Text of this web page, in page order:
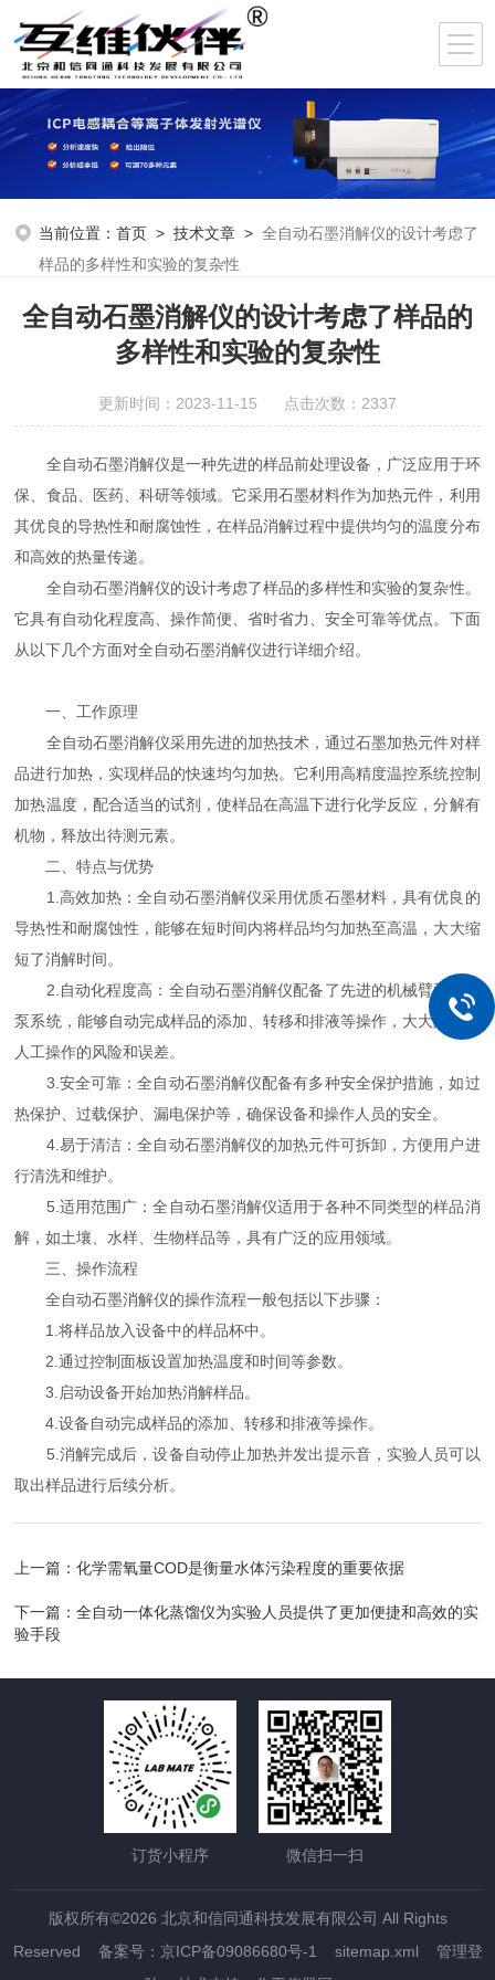
当前位置：首页 >技术文章 >全自动石墨消解仪的设计考虑了
样品的多样性和实验的复杂性
全自动石墨消解仪的设计考虑了样品的
多样性和实验的复杂性
更新时间：2023-11-15 点击次数：2337
全自动石墨消解仪是一种先进的样品前处理设备，广泛应用于环
保、食品、医药、科研等领域。它采用石墨材料作为加热元件，利用
其优良的导热性和耐腐蚀性，在样品消解过程中提供均匀的温度分布
和高效的热量传递。
全自动石墨消解仪的设计考虑了样品的多样性和实验的复杂性。
它具有自动化程度高、操作简便、省时省力、安全可靠等优点。下面
从以下几个方面对全自动石墨消解仪进行详细介绍。
一、工作原理
全自动石墨消解仪采用先进的加热技术，通过石墨加热元件对样
品进行加热，实现样品的快速均匀加热。它利用高精度温控系统控制
加热温度，配合适当的试剂，使样品在高温下进行化学反应，分解有
机物，释放出待测元素。
二、特点与优势
1.高效加热：全自动石墨消解仪采用优质石墨材料，具有优良的
导热性和耐腐蚀性，能够在短时间内将样品均匀加热至高温，大大缩
短了消解时间。
2.自动化程度高：全自动石墨消解仪配备了先进的机械臂和蠕动
泵系统，能够自动完成样品的添加、转移和排液等操作，大大降低了
人工操作的风险和误差。
3.安全可靠：全自动石墨消解仪配备有多种安全保护措施，如过
热保护、过载保护、漏电保护等，确保设备和操作人员的安全。
4.易于清洁：全自动石墨消解仪的加热元件可拆卸，方便用户进
行清洗和维护。
5.适用范围广：全自动石墨消解仪适用于各种不同类型的样品消
解，如土壤、水样、生物样品等，具有广泛的应用领域。
三、操作流程
全自动石墨消解仪的操作流程一般包括以下步骤：
1.将样品放入设备中的样品杯中。
2.通过控制面板设置加热温度和时间等参数。
3.启动设备开始加热消解样品。
4.设备自动完成样品的添加、转移和排液等操作。
5.消解完成后，设备自动停止加热并发出提示音，实验人员可以
取出样品进行后续分析。
上一篇：化学需氧量COD是衡量水体污染程度的重要依据
下一篇：全自动一体化蒸馏仪为实验人员提供了更加便捷和高效的实
验手段
订货小程序 微信扫一扫
版权所有©2026 北京和信同通科技发展有限公司 All Rights
Reserved 备案号：京ICP备09086680号-1 sitemap.xml
管理登